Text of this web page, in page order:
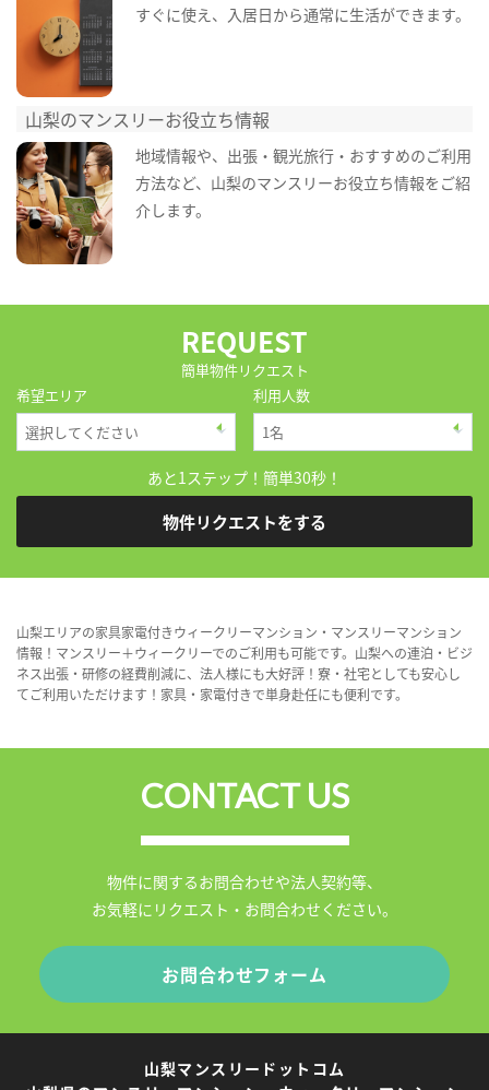
すぐに使え、入居日から通常に生活ができます。
山梨のマンスリーお役立ち情報
地域情報や、出張・観光旅行・おすすめのご利用
方法など、山梨のマンスリーお役立ち情報をご紹
介します。
REQUEST
簡単物件リクエスト
希望エリア
利用人数
あと1ステップ！簡単30秒！
物件リクエストをする
山梨エリアの家具家電付きウィークリーマンション・マンスリーマンション
情報！マンスリー＋ウィークリーでのご利用も可能です。山梨への連泊・ビジ
ネス出張・研修の経費削減に、法人様にも大好評！寮・社宅としても安心し
てご利用いただけます！家具・家電付きで単身赴任にも便利です。
CONTACT US
物件に関するお問合わせや法人契約等、
お気軽にリクエスト・お問合わせください。
お問合わせフォーム
山梨マンスリードットコム